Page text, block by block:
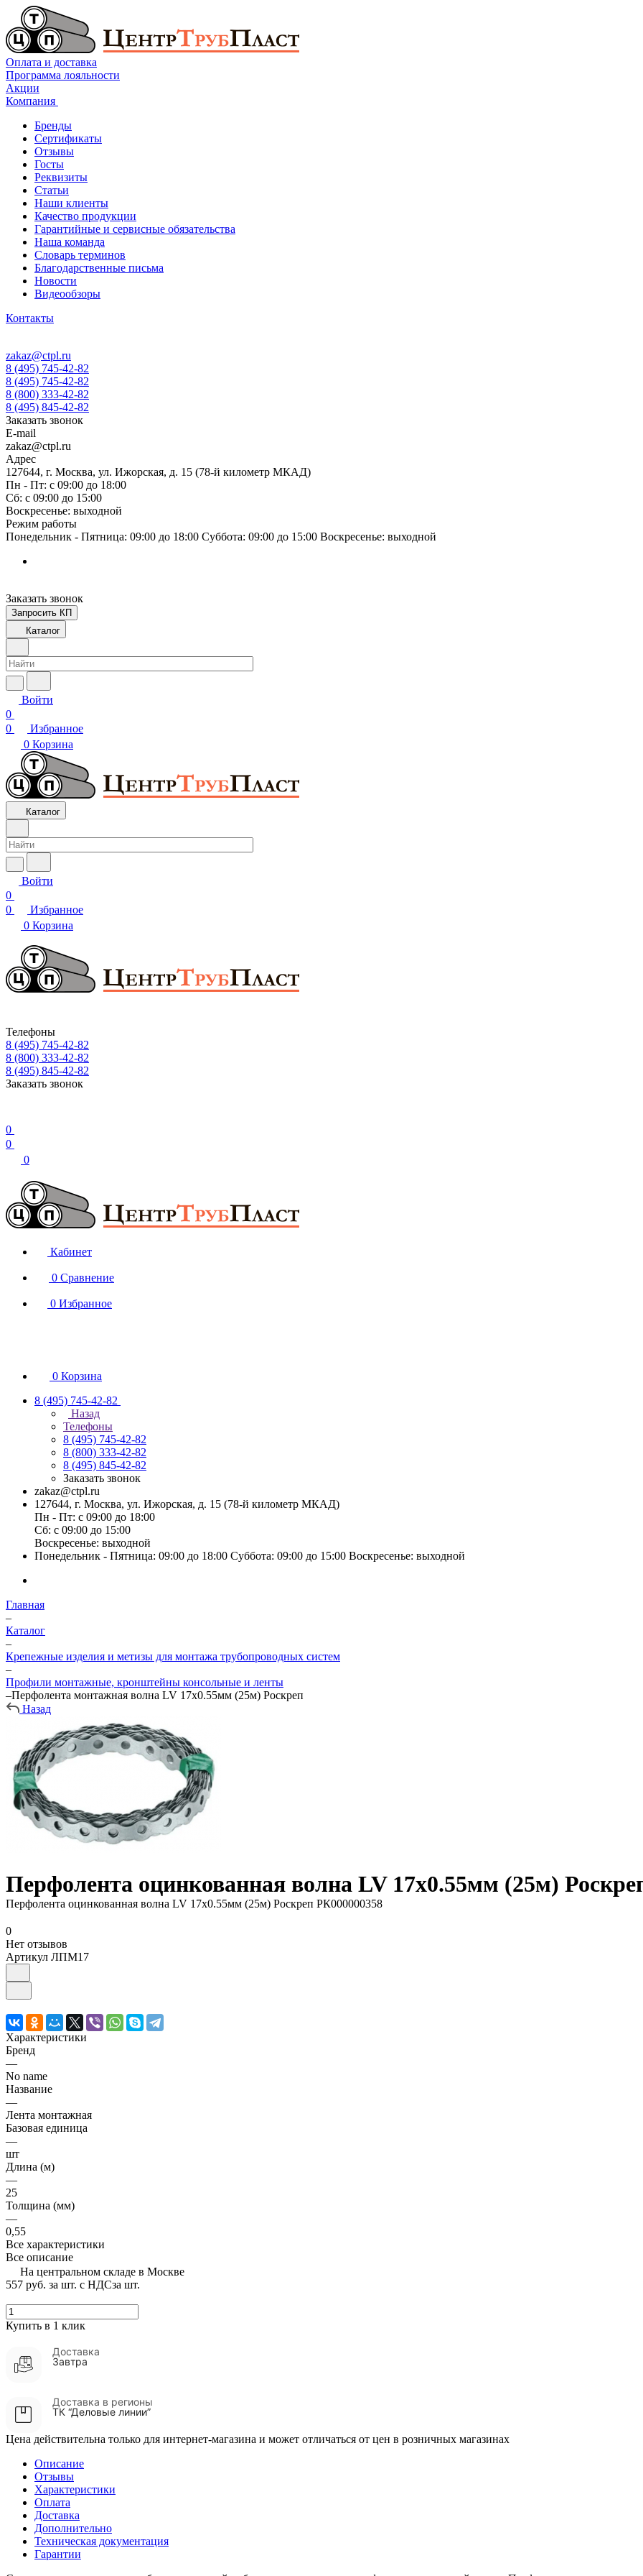
Оплата и доставка
Программа лояльности
Акции
Компания
Бренды
Сертификаты
Отзывы
Госты
Реквизиты
Статьи
Наши клиенты
Качество продукции
Гарантийные и сервисные обязательства
Наша команда
Словарь терминов
Благодарственные письма
Новости
Видеообзоры
Контакты
zakaz@ctpl.ru
8 (495) 745-42-82
8 (495) 745-42-82
8 (800) 333-42-82
8 (495) 845-42-82
Заказать звонок
E-mail
zakaz@ctpl.ru
Адрес
127644, г. Москва, ул. Ижорская, д. 15 (78-й километр МКАД)
Пн - Пт: с 09:00 до 18:00
Сб: с 09:00 до 15:00
Воскресенье: выходной
Режим работы
Понедельник - Пятница: 09:00 до 18:00 Суббота: 09:00 до 15:00 Воскресенье: выходной
Заказать звонок
Запросить КП
Каталог
Войти
0
0
Избранное
0 Корзина
Каталог
Войти
0
0
Избранное
0 Корзина
Телефоны
8 (495) 745-42-82
8 (800) 333-42-82
8 (495) 845-42-82
Заказать звонок
0
0
0
Кабинет
0 Сравнение
0 Избранное
0 Корзина
8 (495) 745-42-82
Назад
Телефоны
8 (495) 745-42-82
8 (800) 333-42-82
8 (495) 845-42-82
Заказать звонок
zakaz@ctpl.ru
127644, г. Москва, ул. Ижорская, д. 15 (78-й километр МКАД)
Пн - Пт: с 09:00 до 18:00
Сб: с 09:00 до 15:00
Воскресенье: выходной
Понедельник - Пятница: 09:00 до 18:00 Суббота: 09:00 до 15:00 Воскресенье: выходной
Главная
–
Каталог
–
Крепежные изделия и метизы для монтажа трубопроводных систем
–
Профили монтажные, кронштейны консольные и ленты
–Перфолента монтажная волна LV 17х0.55мм (25м) Роскреп
Назад
Перфолента оцинкованная волна LV 17х0.55мм (25м)
Перфолента оцинкованная волна LV 17х0.55мм (25м) Роскреп РК000000358
0
Нет отзывов
Артикул ЛПМ17
Характеристики
Бренд
—
No name
Название
—
Лента монтажная
Базовая единица
—
шт
Длина (м)
—
25
Толщина (мм)
—
0,55
Все характеристики
Все описание
На центральном складе в Москве
557 руб. за шт. с НДСза шт.
Купить в 1 клик
Доставка
Завтра
Доставка в регионы
ТК “Деловые линии”
Цена действительна только для интернет-магазина и может отличаться от цен в розничных магазинах
Описание
Отзывы
Характеристики
Оплата
Доставка
Дополнительно
Техническая документация
Гарантии